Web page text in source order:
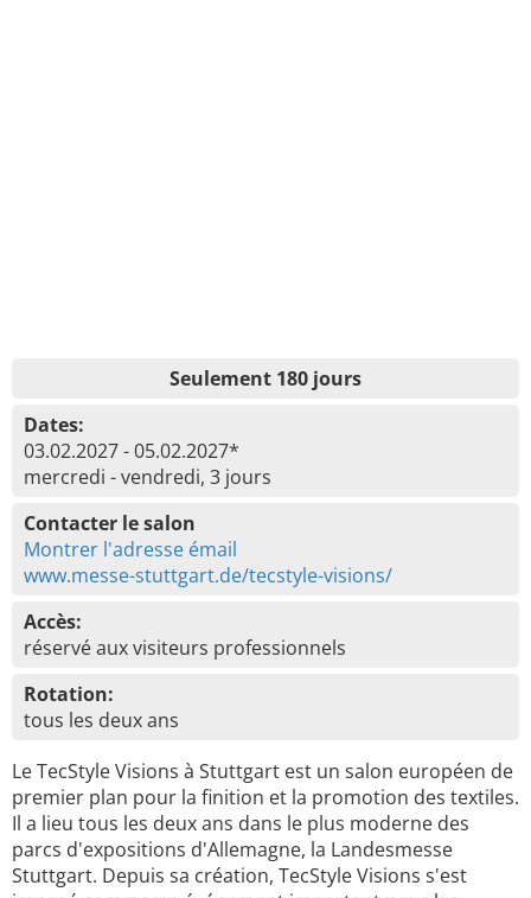
Seulement 180 jours
Dates:
03.02.2027 - 05.02.2027*
mercredi - vendredi, 3 jours
Contacter le salon
Montrer l'adresse émail
www.messe-stuttgart.de/tecstyle-visions/
Accès:
réservé aux visiteurs professionnels
Rotation:
tous les deux ans
Le TecStyle Visions à Stuttgart est un salon européen de
premier plan pour la finition et la promotion des textiles.
Il a lieu tous les deux ans dans le plus moderne des
parcs d'expositions d'Allemagne, la Landesmesse
Stuttgart. Depuis sa création, TecStyle Visions s'est